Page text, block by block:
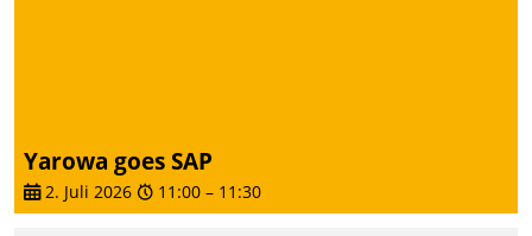
Yarowa goes SAP
2. Juli 2026 11:00 – 11:30